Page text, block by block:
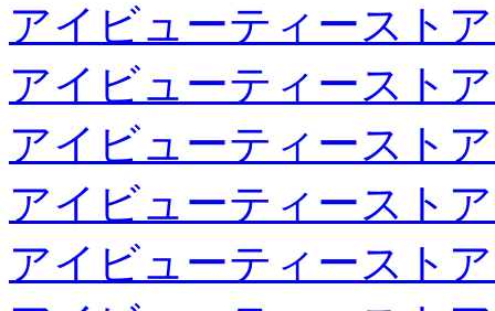
アイビューティースト
アイビューティースト
アイビューティースト
アイビューティースト
アイビューティースト